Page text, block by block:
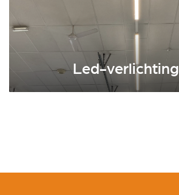
Led-verlichting